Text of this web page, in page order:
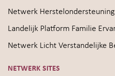
Netwerk
Landelijk Platform Familie
Netwerk Licht Verstandelijke
NETWERK SITES